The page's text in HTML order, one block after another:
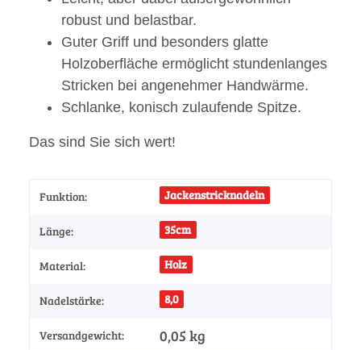
robust und belastbar.
Guter Griff und besonders glatte
Holzoberfläche ermöglicht stundenlanges
Stricken bei angenehmer Handwärme.
Schlanke, konisch zulaufende Spitze.
Das sind Sie sich wert!
Funktion: Jackenstricknadeln
Länge: 35cm
Material: Holz
Nadelstärke: 8,0
Versandgewicht: 0,05 kg